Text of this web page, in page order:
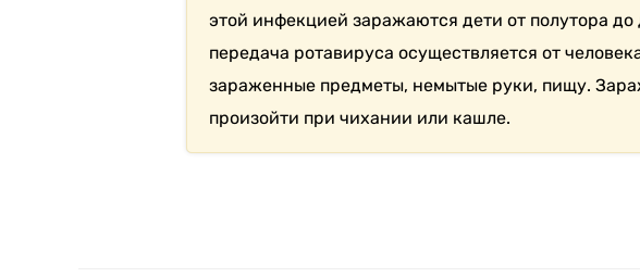
этой инфекцией заражаются дети от полутора до
передача ротавируса осуществляется от
зараженные предметы, немытые руки, пищу.
произойти при чихании или кашле.